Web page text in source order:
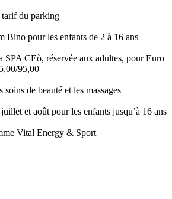
tarif du parking
Bino pour les enfants de 2 à 16 ans
SPA CEò, réservée aux adultes, pour Euro
95,00
de beauté et les massages
et août pour les enfants jusqu’à 16 ans
Vital Energy & Sport